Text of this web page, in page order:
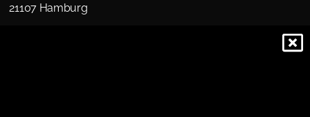
21107 Hamburg